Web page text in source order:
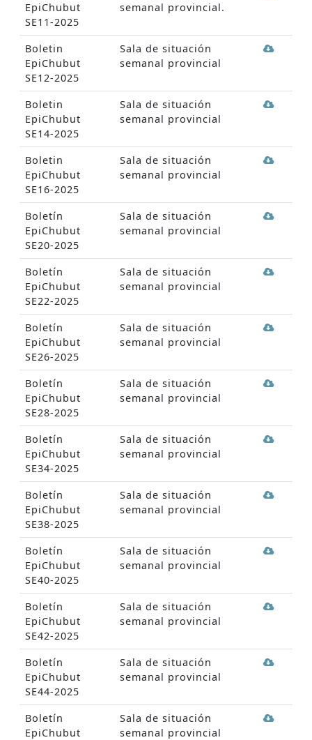
EpiChubut
SE11-2025
semanal provincial.
Boletin
EpiChubut
SE12-2025
Sala de situación
semanal provincial
Boletin
EpiChubut
SE14-2025
Sala de situación
semanal provincial
Boletin
EpiChubut
SE16-2025
Sala de situación
semanal provincial
Boletín
EpiChubut
SE20-2025
Sala de situación
semanal provincial
Boletín
EpiChubut
SE22-2025
Sala de situación
semanal provincial
Boletín
EpiChubut
SE26-2025
Sala de situación
semanal provincial
Boletín
EpiChubut
SE28-2025
Sala de situación
semanal provincial
Boletín
EpiChubut
SE34-2025
Sala de situación
semanal provincial
Boletín
EpiChubut
SE38-2025
Sala de situación
semanal provincial
Boletín
EpiChubut
SE40-2025
Sala de situación
semanal provincial
Boletín
EpiChubut
SE42-2025
Sala de situación
semanal provincial
Boletín
EpiChubut
SE44-2025
Sala de situación
semanal provincial
Boletín
EpiChubut
Sala de situación
semanal provincial